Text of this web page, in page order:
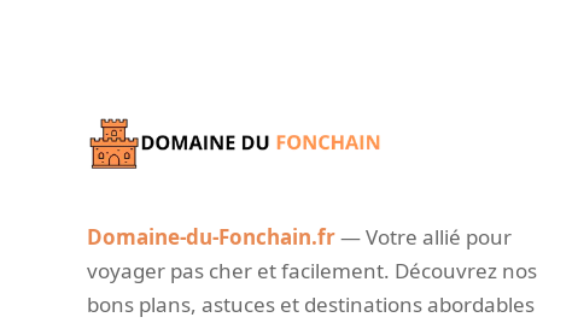
Domaine-du-Fonchain.fr— Votre allié pour
voyager pas cher et facilement. Découvrez nos
bons plans, astuces et destinations abordables